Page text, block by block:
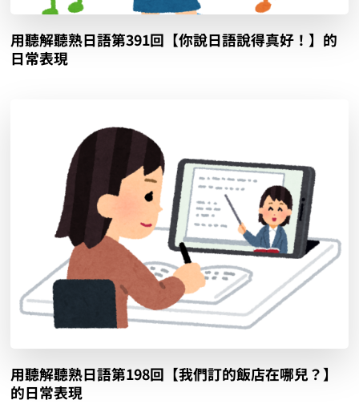
用聽解聽熟日語第391回【你說日語說得真好！】的
日常表現
用聽解聽熟日語第198回【我們訂的飯店在哪兒？】
的日常表現